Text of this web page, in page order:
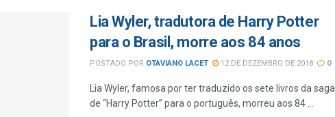
Lia Wyler, tradutora de Harry Potter
para o Brasil, morre aos 84 anos
POSTADO POR OTAVIANO LACET 12 DE DEZEMBRO DE 2018 0
Lia Wyler, famosa por ter traduzido os sete livros da saga
de “Harry Potter” para o português, morreu aos 84 ...